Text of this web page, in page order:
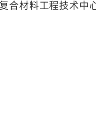
合材料工程技术中